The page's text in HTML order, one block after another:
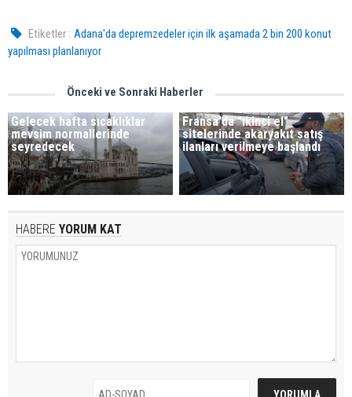
Etiketler : Adana'da depremzedeler için ilk aşamada 2 bin 200 konut
yapılması planlanıyor
Önceki ve Sonraki Haberler
Gelecek hafta sıcaklıklar
mevsim normallerinde
seyredecek
Fransa'da "ikinci el"
sitelerinde akaryakıt satış
ilanları verilmeye başlandı
HABERE YORUM KAT